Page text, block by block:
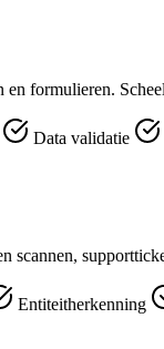
formulieren.
Data validatie
scannen,
Entiteitherkenning